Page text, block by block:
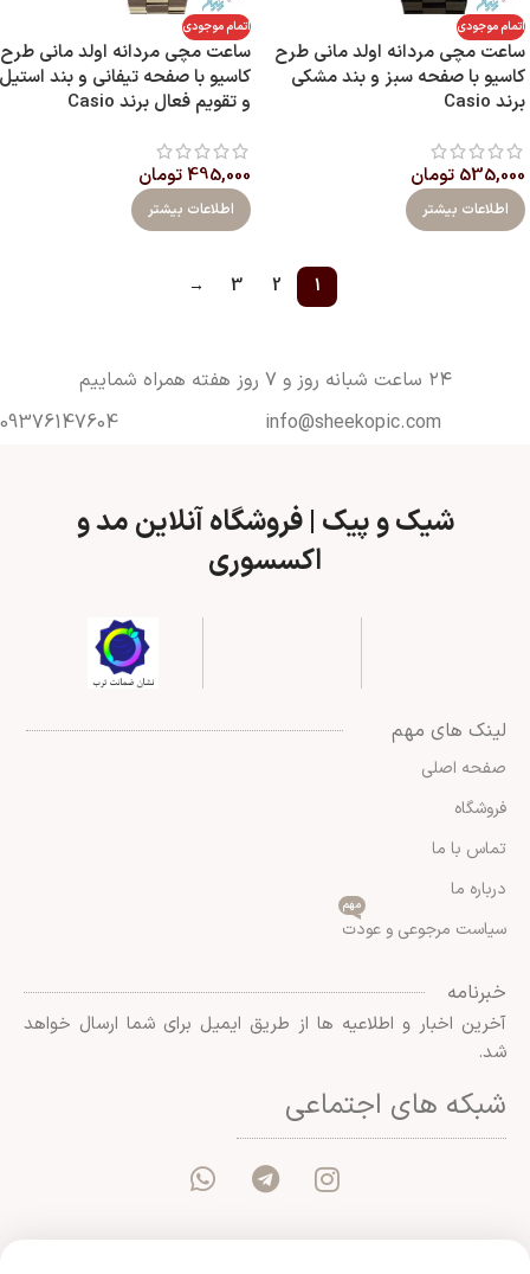
اتمام موجودی
ساعت مچی مردانه اولد مانی طرح
کاسیو با صفحه سبز و بند مشکی
برند Casio
535,000 تومان
اطلاعات بیشتر
اتمام موجودی
ساعت مچی مردانه اولد مانی طرح
کاسیو با صفحه تیفانی و بند استیل
و تقویم فعال برند Casio
495,000تومان
اطلاعات بیشتر
1
2
3
→
۲۴ ساعت شبانه روز و ۷ روز هفته همراه شماییم
info@sheekopic.com
09376147604
شیک و پیک | فروشگاه آنلاین مد و
اکسسوری
لینک های مهم
صفحه اصلی
فروشگاه
تماس با ما
درباره ما
سیاست مرجوعی و عودت
مهم
خبرنامه
آخرین اخبار و اطلاعیه ها از طریق ایمیل برای شما ارسال خواهد
شد.
شبکه های اجتماعی